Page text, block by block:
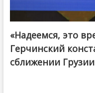
«Надеемся, это
Герчинский
сближении